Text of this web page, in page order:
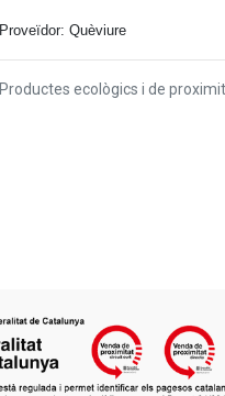
Proveïdor: Quèviure
Productes ecològics i de